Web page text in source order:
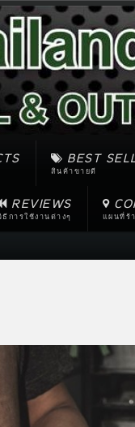
BEST
สินค้าขายดี
REVIEWS
ธีการใช้งานต่างๆ แผนที่ร้